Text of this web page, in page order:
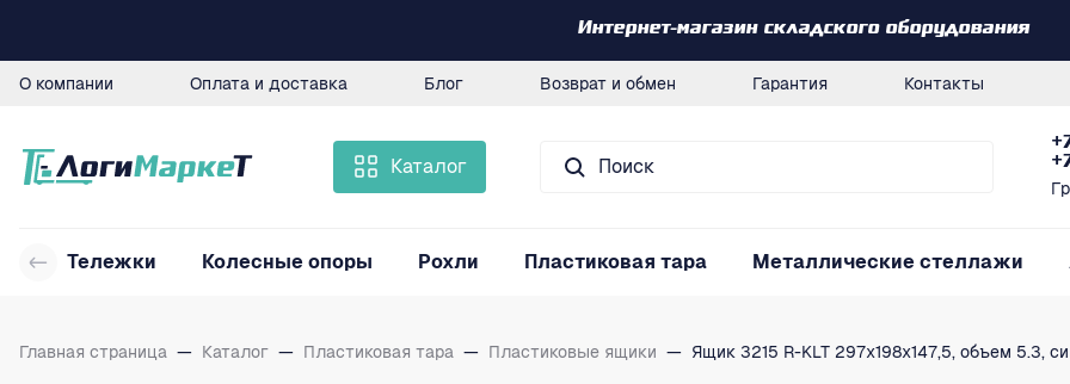
Интернет-магазин складского оборудования
О компании Оплата и доставка Блог Возврат и обмен Гарантия Контакты
Каталог
Тележки Колесные опоры Рохли Пластиковая тара Металлические стеллажи
Главная страница — Каталог — Пластиковая тара — Пластиковые ящики — Ящик 3215 R-KLT 297х198х147,5, объем 5.3,